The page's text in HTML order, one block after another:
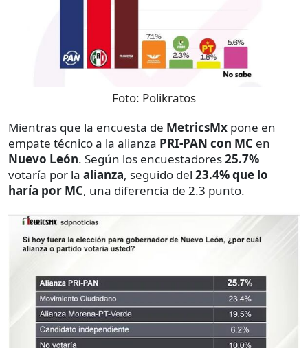
Foto: Polikratos
Mientras que la encuesta de MetricsMx pone en
empate técnico a la alianza PRI-PAN con MC en
Nuevo León. Según los encuestadores25.7%
votaría por la alianza, seguido del 23.4% que lo
haría por MC, una diferencia de 2.3 punto.